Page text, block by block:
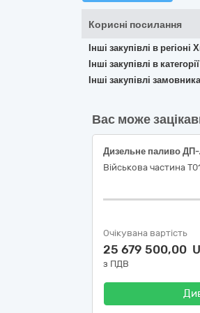
Корисні посилання
Інші закупівлі в
Інші закупівлі в
Інші закупівлі
Вас може
Дизельне паливо
Військова частина
Очікувана вартість
25 679 500,00
з ПДВ